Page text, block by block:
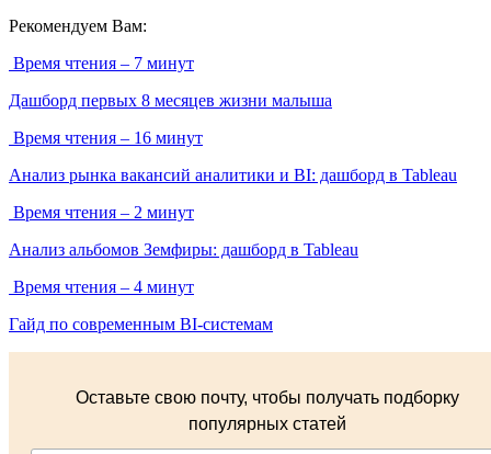
Рекомендуем Вам:
Время чтения – 7 минут
Дашборд первых 8 месяцев жизни малыша
Время чтения – 16 минут
Анализ рынка вакансий аналитики и BI: дашборд в Tableau
Время чтения – 2 минут
Анализ альбомов Земфиры: дашборд в Tableau
Время чтения – 4 минут
Гайд по современным BI-системам
Оставьте свою почту, чтобы получать подборку
популярных статей